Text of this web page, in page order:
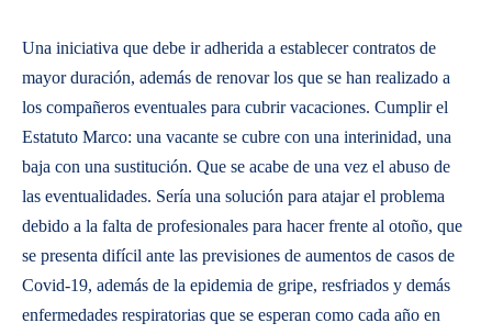
Una iniciativa que debe ir adherida a establecer contratos de
mayor duración, además de renovar los que se han realizado a
los compañeros eventuales para cubrir vacaciones. Cumplir el
Estatuto Marco: una vacante se cubre con una interinidad, una
baja con una sustitución. Que se acabe de una vez el abuso de
las eventualidades. Sería una solución para atajar el problema
debido a la falta de profesionales para hacer frente al otoño, que
se presenta difícil ante las previsiones de aumentos de casos de
Covid-19, además de la epidemia de gripe, resfriados y demás
enfermedades respiratorias que se esperan como cada año en